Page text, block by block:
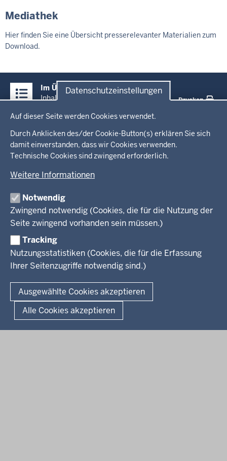
Datenschutzeinstellungen
Auf dieser Seite werden Cookies verwendet.
Durch Anklicken des/der Cookie-Button(s) erklären Sie sich
damit einverstanden, dass wir Cookies verwenden.
Technische Cookies sind zwingend erforderlich.
Weitere Informationen
Notwendig
Zwingend notwendig (Cookies, die für die Nutzung der
Seite zwingend vorhanden sein müssen.)
Tracking
Nutzungsstatistiken (Cookies, die für die Erfassung
Ihrer Seitenzugriffe notwendig sind.)
Ausgewählte Cookies akzeptieren
Alle Cookies akzeptieren
Mediathek
Hier finden Sie eine Übersicht presserelevanter Materialien zum
Download.
Inhalte
Im Überblick
Inhalt
Drucken
Menü
in
der
Fußzeile
Startseite
Ministerium
Leitung des Hauses
Organisation
Arbeitgeber Ministerium
Rechtsgrundlagen
Kultur
Wissenschaft, Forschung, Lehre und Studium
Weiterbildung
Presse
Service
Kontakt
Fußzeile
Datenschutz Erklärung zur Barrierefreiheit